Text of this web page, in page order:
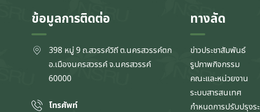
ข้อมูลการติดต่อ
398 หมู่ 9 ถ.สวรรค์วิถี ต.นครสวรรค์ตก
อ.เมืองนครสวรรค์ จ.นครสวรรค์
60000
โทรศัพท์
ทางลัด
ข่าวประชาสัมพันธ์
รูปภาพกิจกรรม
คณะและหน่วยงาน
ระบบสารสนเทศ
กำหนดการปรับปรุงร